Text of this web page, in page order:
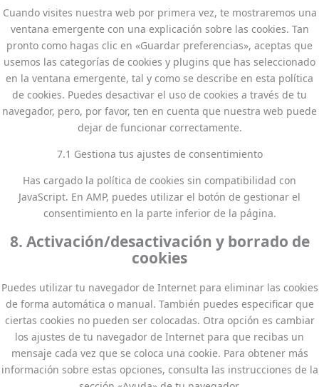
Cuando visites nuestra web por primera vez, te mostraremos una
ventana emergente con una explicación sobre las cookies. Tan
pronto como hagas clic en «Guardar preferencias», aceptas que
usemos las categorías de cookies y plugins que has seleccionado
en la ventana emergente, tal y como se describe en esta política
de cookies. Puedes desactivar el uso de cookies a través de tu
navegador, pero, por favor, ten en cuenta que nuestra web puede
dejar de funcionar correctamente.
7.1 Gestiona tus ajustes de consentimiento
Has cargado la política de cookies sin compatibilidad con
JavaScript. En AMP, puedes utilizar el botón de gestionar el
consentimiento en la parte inferior de la página.
8. Activación/desactivación y borrado de
cookies
Puedes utilizar tu navegador de Internet para eliminar las cookies
de forma automática o manual. También puedes especificar que
ciertas cookies no pueden ser colocadas. Otra opción es cambiar
los ajustes de tu navegador de Internet para que recibas un
mensaje cada vez que se coloca una cookie. Para obtener más
información sobre estas opciones, consulta las instrucciones de la